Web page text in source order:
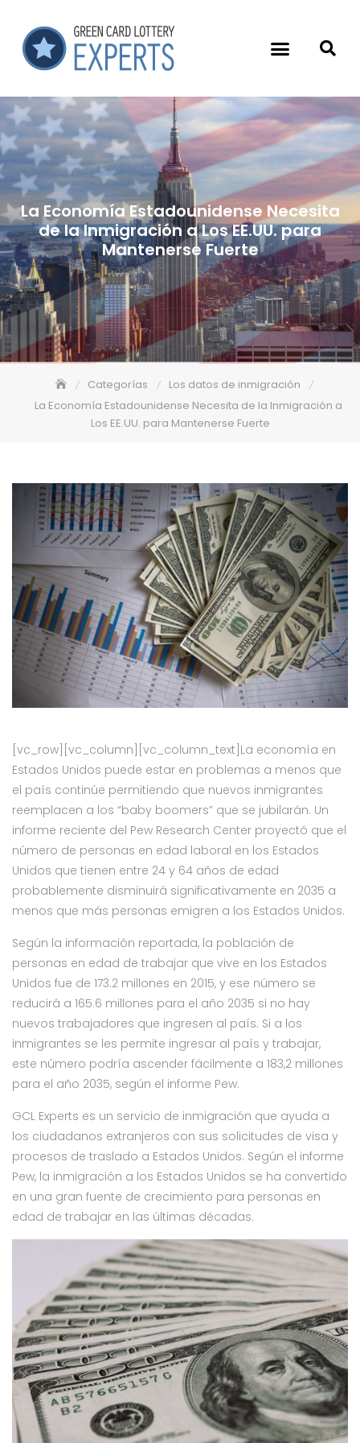
La Economía Estadounidense Necesita
de la Inmigración a Los EE.UU. para
Mantenerse Fuerte
Categorías
Los datos de inmigración
La Economía Estadounidense Necesita de la Inmigración a
Los EE.UU. para Mantenerse Fuerte
[vc_row][vc_column][vc_column_text]La economía en
Estados Unidos puede estar en problemas a menos que
el país continúe permitiendo que nuevos inmigrantes
reemplacen a los “baby boomers” que se jubilarán. Un
informe reciente del Pew Research Center proyectó que el
número de personas en edad laboral en los Estados
Unidos que tienen entre 24 y 64 años de edad
probablemente disminuirá significativamente en 2035 a
menos que más personas emigren a los Estados Unidos.
Según la información reportada, la población de
personas en edad de trabajar que vive en los Estados
Unidos fue de 173.2 millones en 2015, y ese número se
reducirá a 165.6 millones para el año 2035 si no hay
nuevos trabajadores que ingresen al país. Si a los
inmigrantes se les permite ingresar al país y trabajar,
este número podría ascender fácilmente a 183,2 millones
para el año 2035, según el informe Pew.
GCL Experts es un servicio de inmigración que ayuda a
los ciudadanos extranjeros con sus solicitudes de visa y
procesos de traslado a Estados Unidos. Según el informe
Pew, la inmigración a los Estados Unidos se ha convertido
en una gran fuente de crecimiento para personas en
edad de trabajar en las últimas décadas.